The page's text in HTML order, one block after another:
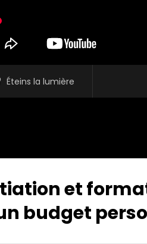
Éteins la lumière
et
budget